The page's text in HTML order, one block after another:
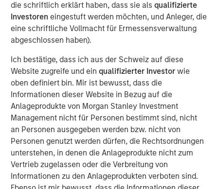
die schriftlich erklärt haben, dass sie alsqualifizierte
Investoren eingestuft werden möchten, und Anleger, die
eine schriftliche Vollmacht für Ermessensverwaltung
abgeschlossen haben).
Ich bestätige, dass ich aus der Schweiz auf diese
Website zugreife und ein qualifizierter Investor wie
oben definiert bin. Mir ist bewusst, dass die
Informationen dieser Website in Bezug auf die
Anlageprodukte von Morgan Stanley Investment
Management nicht für Personen bestimmt sind, nicht
an Personen ausgegeben werden bzw. nicht von
Personen genutzt werden dürfen, die Rechtsordnungen
unterstehen, in denen die Anlageprodukte nicht zum
Vertrieb zugelassen oder die Verbreitung von
Informationen zu den Anlageprodukten verboten sind.
announced a strategic investment from
Morgan Stanley Infrastructure Partners (MSIP).
MSIP is partnering with GI Partners to
its mission to meet increasing demand for
digital infrastructure.
With a strong foundation of 40+ highly
connected data centers across the United
States, and over 325MW of built and under-
development capacity, Flexential is poised for
significant growth from enterprise digital
transformation, cloud adoption, and the